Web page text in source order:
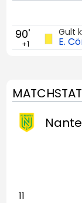
Gult
E.
90'
+1
11